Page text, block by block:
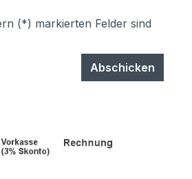
(*) markierten Felder sind
Abschicken